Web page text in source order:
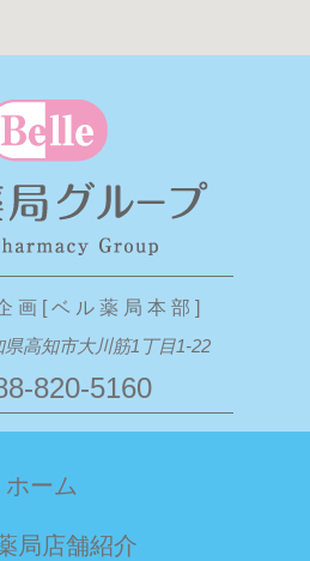
画 [ ベ ル 薬 局 本 部 ]
県高知市大川筋1丁目1-22
820-5160
ホーム
局店舗紹介